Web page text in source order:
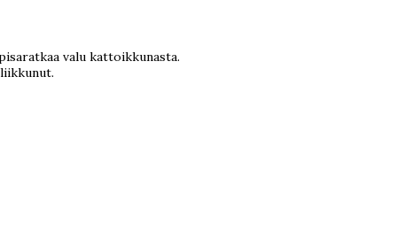
valu kattoikkunasta.